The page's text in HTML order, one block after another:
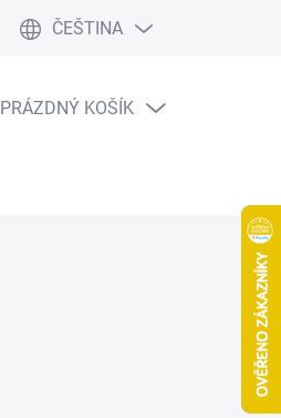
ČEŠTINA
NÁKUPNÍ
PRÁZDNÝ KOŠÍK